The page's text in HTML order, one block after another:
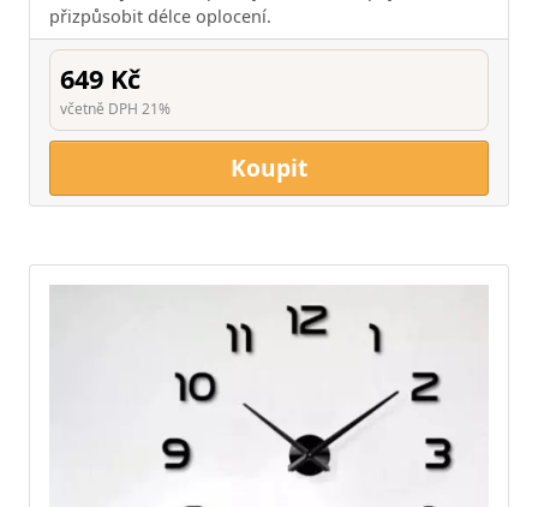
přizpůsobit délce oplocení.
649 Kč
včetně DPH 21%
Koupit